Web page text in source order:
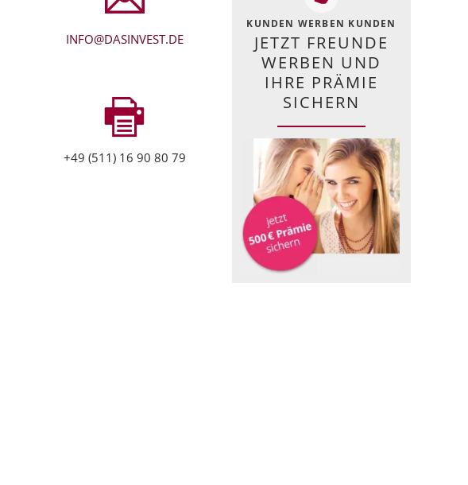
INFO@DASINVEST.DE
+49 (511) 16 90 80 79
KUNDEN WERBEN KUNDEN
JETZT FREUNDE
WERBEN UND
IHRE PRÄMIE
SICHERN